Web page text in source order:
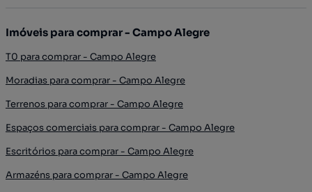
Imóveis para comprar - Campo Alegre
T0 para comprar - Campo Alegre
Moradias para comprar - Campo Alegre
Terrenos para comprar - Campo Alegre
Espaços comerciais para comprar - Campo Alegre
Escritórios para comprar - Campo Alegre
Armazéns para comprar - Campo Alegre